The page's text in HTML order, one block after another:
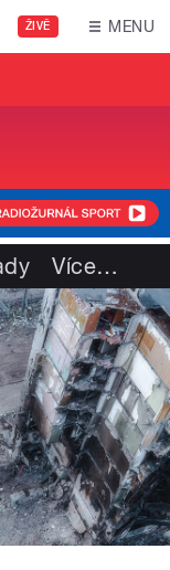
ŽIVĚ MENU
Více…